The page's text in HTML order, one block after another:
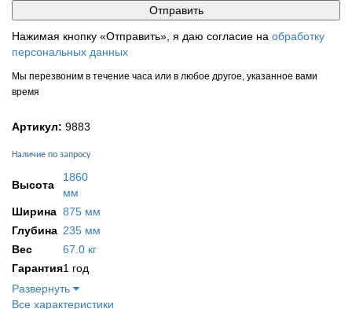
Нажимая кнопку «Отправить», я даю согласие на обработку
персональных данных
Мы перезвоним в течение часа или в любое другое, указанное вами
время
Артикул: 9883
Наличие по запросу
Высота
1860
мм
Ширина 875 мм
Глубина 235 мм
Вес
67.0 кг
Гарантия1 год
Развернуть
Все характеристики